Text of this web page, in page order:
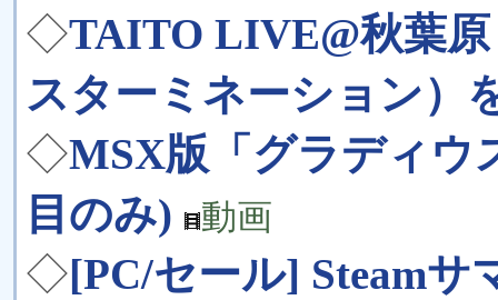
◇TAITO LIVE@秋葉
スターミネーション）
◇MSX版「グラディウ
目のみ)
動画
◇[PC/セール] Steamサ